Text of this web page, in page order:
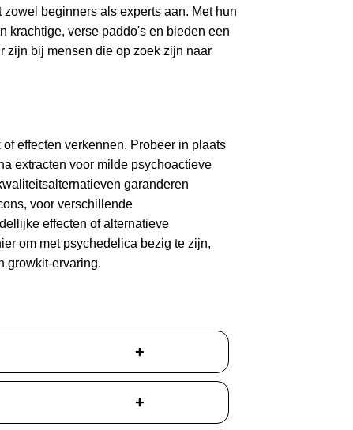
beginners als experts aan. Met hun
krachtige, verse paddo's en bieden een
zijn bij mensen die op zoek zijn naar
effecten verkennen. Probeer in plaats
extracten voor milde psychoactieve
garanderen
voor verschillende
effecten of alternatieve
om met psychedelica bezig te zijn,
growkit-ervaring.